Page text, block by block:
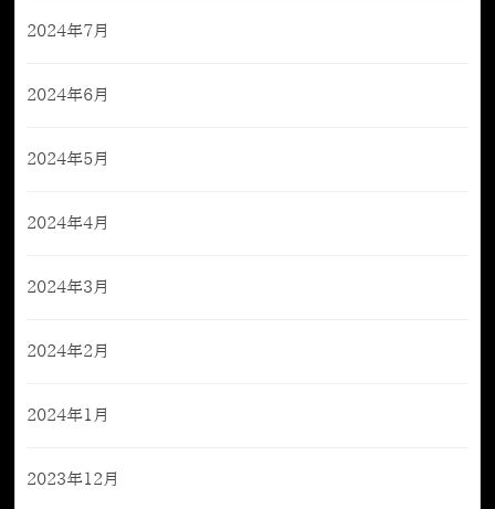
2024年7月
2024年6月
2024年5月
2024年4月
2024年3月
2024年2月
2024年1月
2023年12月